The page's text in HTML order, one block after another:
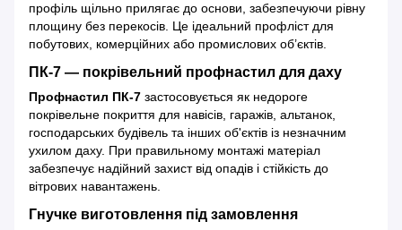
профіль щільно прилягає до основи, забезпечуючи рівну
площину без перекосів. Це ідеальний профліст для
побутових, комерційних або промислових об’єктів.
ПК-7 — покрівельний профнастил для даху
Профнастил ПК-7 застосовується як недороге
покрівельне покриття для навісів, гаражів, альтанок,
господарських будівель та інших об'єктів із незначним
ухилом даху. При правильному монтажі матеріал
забезпечує надійний захист від опадів і стійкість до
вітрових навантажень.
Гнучке виготовлення під замовлення